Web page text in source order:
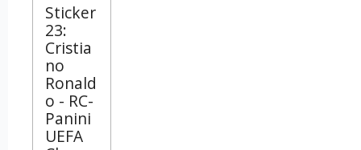
Sticker
23:
Cristia
no
Ronald
o - RC-
Panini
UEFA